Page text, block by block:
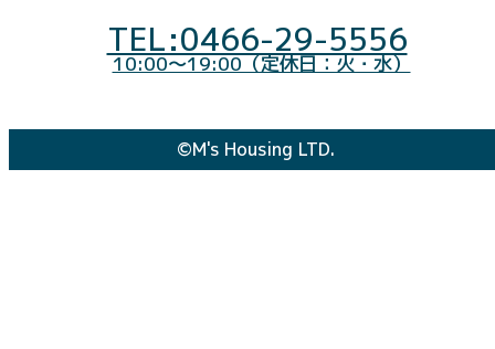
TEL:0466-29-5556
10:00～19:00（定休日：火・水）
©M's Housing LTD.